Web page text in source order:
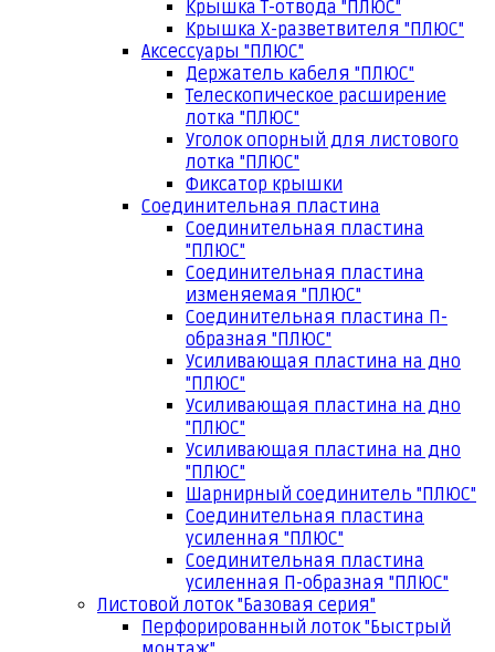
Крышка Т-отвода "ПЛЮС"
Крышка Х-разветвителя "ПЛЮС"
Аксессуары "ПЛЮС"
Держатель кабеля "ПЛЮС"
Телескопическое расширение
лотка "ПЛЮС"
Уголок опорный для листового
лотка "ПЛЮС"
Фиксатор крышки
Соединительная пластина
Соединительная пластина
"ПЛЮС"
Соединительная пластина
изменяемая "ПЛЮС"
Соединительная пластина П-
образная "ПЛЮС"
Усиливающая пластина на дно
"ПЛЮС"
Усиливающая пластина на дно
"ПЛЮС"
Усиливающая пластина на дно
"ПЛЮС"
Шарнирный соединитель "ПЛЮС"
Соединительная пластина
усиленная "ПЛЮС"
Соединительная пластина
усиленная П-образная "ПЛЮС"
Листовой лоток "Базовая серия"
Перфорированный лоток "Быстрый